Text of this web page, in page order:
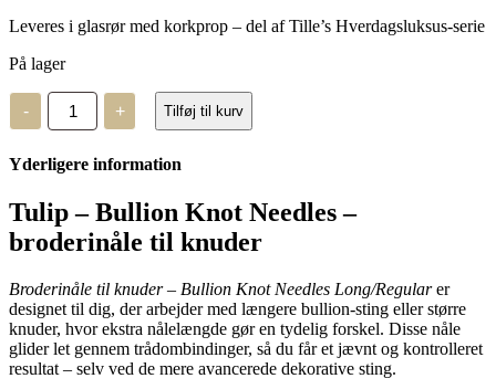
Leveres i glasrør med korkprop – del af Tille’s Hverdagsluksus-serie
På lager
-
Broderinåle
knuder
Bullion
Needles
Long/Regular
-
+ Tilføj til kurv
Yderligere information
Tulip – Bullion Knot Needles –
broderinåle til knuder
Broderinåle til knuder – Bullion Knot Needles Long/Regularer
designet til dig, der arbejder med længere bullion-sting eller større
knuder, hvor ekstra nålelængde gør en tydelig forskel. Disse nåle
glider let gennem trådombindinger, så du får et jævnt og kontrolleret
resultat – selv ved de mere avancerede dekorative sting.